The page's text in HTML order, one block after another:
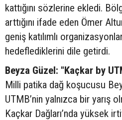
kattığını sözlerine ekledi.
arttığını ifade eden Ömer
geniş katılımlı
hedeflediklerini dile getirdi.
Beyza Güzel: "Kaçkar by
Milli patika dağ koşucusu
UTMB’nin yalnızca bir yarış
Kaçkar Dağları’nda yüksek